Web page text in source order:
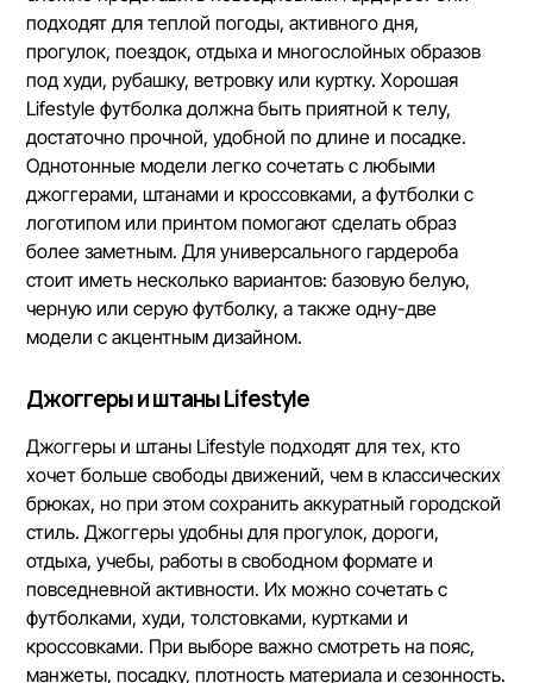
подходят для теплой погоды, активного дня,
прогулок, поездок, отдыха и многослойных образов
под худи, рубашку, ветровку или куртку. Хорошая
Lifestyle футболка должна быть приятной к телу,
достаточно прочной, удобной по длине и посадке.
Однотонные модели легко сочетать с любыми
джоггерами, штанами и кроссовками, а футболки с
логотипом или принтом помогают сделать образ
более заметным. Для универсального гардероба
стоит иметь несколько вариантов: базовую белую,
черную или серую футболку, а также одну-две
модели с акцентным дизайном.
Джоггеры и штаны Lifestyle
Джоггеры и штаны Lifestyle подходят для тех, кто
хочет больше свободы движений, чем в классических
брюках, но при этом сохранить аккуратный городской
стиль. Джоггеры удобны для прогулок, дороги,
отдыха, учебы, работы в свободном формате и
повседневной активности. Их можно сочетать с
футболками, худи, толстовками, куртками и
кроссовками. При выборе важно смотреть на пояс,
манжеты, посадку, плотность материала и сезонность.